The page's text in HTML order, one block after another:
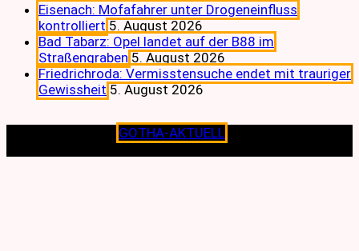
Eisenach: Mofafahrer unter Drogeneinfluss
kontrolliert 5. August 2026
Bad Tabarz: Opel landet auf der B88 im
Straßengraben 5. August 2026
Friedrichroda: Vermisstensuche endet mit trauriger
Gewissheit 5. August 2026
GOTHA-AKTUELL
Lokalen verpflichtet.